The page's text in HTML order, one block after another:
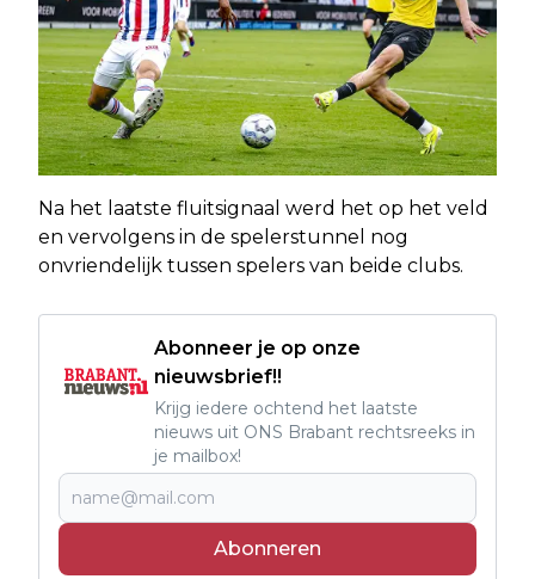
Na het laatste fluitsignaal werd het op het veld
en vervolgens in de spelerstunnel nog
onvriendelijk tussen spelers van beide clubs.
Abonneer je op onze
nieuwsbrief!!
Krijg iedere ochtend het laatste
nieuws uit ONS Brabant rechtsreeks in
je mailbox!
Abonneren